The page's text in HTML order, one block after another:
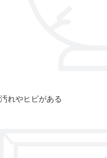
汚れやヒビがある